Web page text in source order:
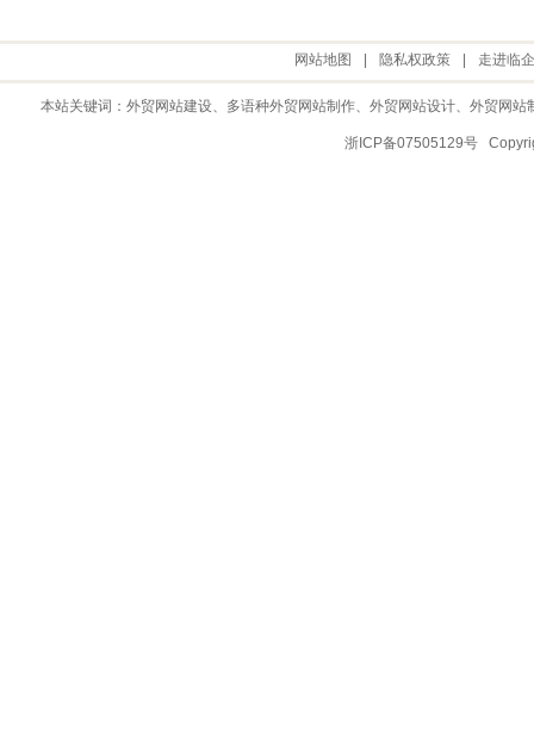
网站地图 隐私权政策 走进临企
本站关键词： 外贸网站建设、多语种外贸网站制作、 外贸网站设计、 外贸网站
浙ICP备07505129号